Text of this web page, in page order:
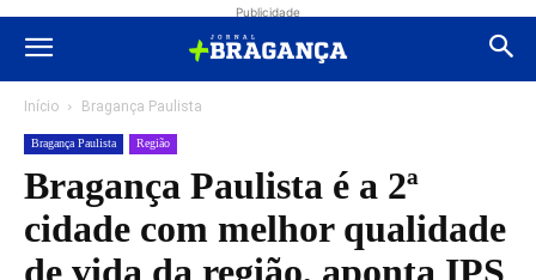
Publicidade
Início Bragança Paulista
Bragança Paulista Região
Bragança Paulista é a 2ª
cidade com melhor qualidade